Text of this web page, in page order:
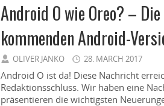
Android O wie Oreo? –
kommenden Android-
OLIVER JANKO 28. MARCH 2017
Android O ist da! Diese Nachricht
Redaktionsschluss. Wir haben eine
präsentieren die wichtigsten